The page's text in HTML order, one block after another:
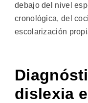
debajo del nivel
cronológica, del
escolarización
dislexia